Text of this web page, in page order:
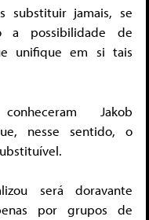
substituir jamais, se
a possibilidade de
unifique em si tais
Jakob
nesse sentido, o
será doravante
por grupos de